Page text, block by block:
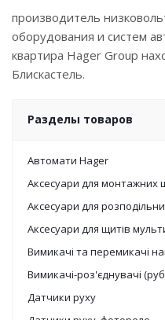
производитель
оборудования и систем
квартира Hager Group
Блискастель.
Разделы товаров
Автомати Hager
Аксесуари для монтажних
Аксесуари для
Аксесуари для щитів
Вимикачі та перемикачі
Вимикачі-роз'єднувачі
Датчики руху